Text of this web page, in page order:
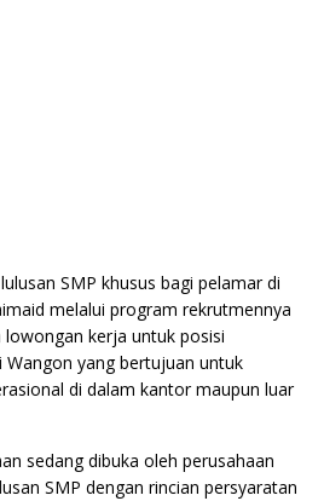
SMP khusus bagi pelamar di
melalui program rekrutmennya
kerja untuk posisi
Wangon yang bertujuan untuk
di dalam kantor maupun luar
sedang dibuka oleh perusahaan
SMP dengan rincian persyaratan